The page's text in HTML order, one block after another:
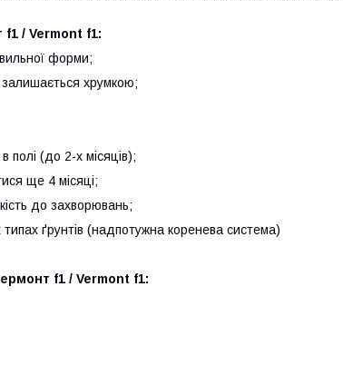
f1 / Vermont f1:
форми;
хрумкою;
(до 2-х місяців);
ще 4 місяці;
до захворювань;
ґрунтів (надпотужна коренева система)
f1 / Vermont f1: